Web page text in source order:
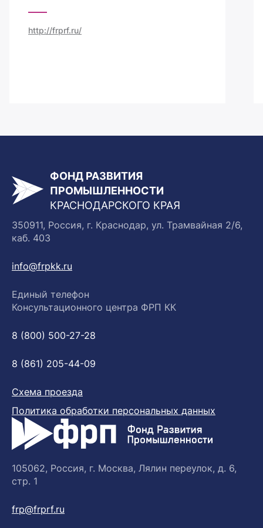
http://frprf.ru/
ФОНД РАЗВИТИЯ
ПРОМЫШЛЕННОСТИ
КРАСНОДАРСКОГО КРАЯ
350911, Россия, г. Краснодар, ул. Трамвайная 2/6,
каб. 403
info@frpkk.ru
Единый телефон
Консультационного центра ФРП КК
8 (800) 500-27-28
8 (861) 205-44-09
Схема проезда
Политика обработки персональных данных
105062, Россия, г. Москва, Лялин переулок, д. 6,
стр. 1
frp@frprf.ru